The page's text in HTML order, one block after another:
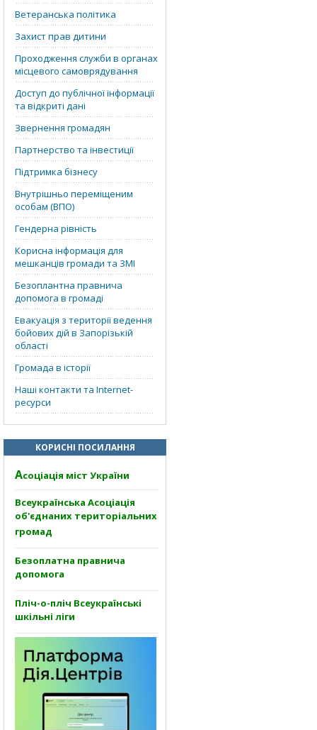
Ветеранська політика
Захист прав дитини
Проходження служби в органах
місцевого самоврядування
Доступ до публічної інформації
та відкриті дані
Звернення громадян
Партнерство та інвестиції
Підтримка бізнесу
Внутрішньо переміщеним
особам (ВПО)
Гендерна рівність
Корисна інформація для
мешканців громади та ЗМІ
Безоплантна правнича
допомога в громаді
Евакуація з території ведення
бойових дій в Запорізькій
області
Громада в історії
Наші контакти та Internet-
ресурси
КОРИСНІ ПОСИЛАННЯ
Асоціація міст України
Всеукраїнська Асоціація
об'єднаних територіальних
громад
Безоплатна правнича
допомога
Пліч-о-пліч Всеукраїнські
шкільні ліги